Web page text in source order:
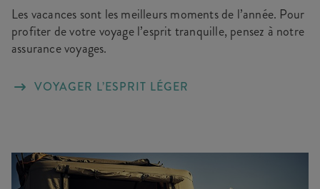
Les vacances sont les meilleurs moments de l’année. Pour
profiter de votre voyage l’esprit tranquille, pensez à notre
assurance voyages.
VOYAGER L’ESPRIT LÉGER